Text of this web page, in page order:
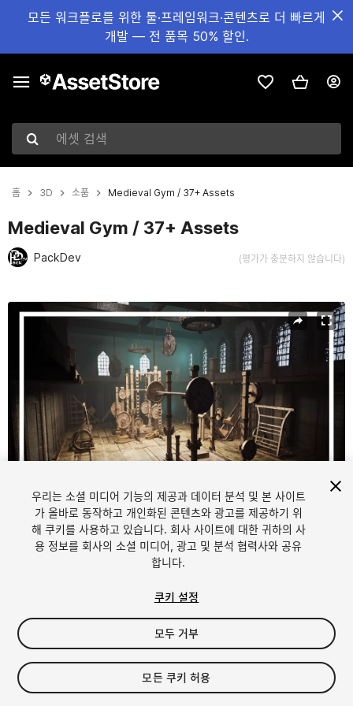
모든 워크플로를 위한 툴·프레임워크·콘텐츠로 더 빠르게
개발 — 전 품목 50% 할인.
에셋 검색
홈 3D 소품 Medieval Gym / 37+ Assets
Medieval Gym / 37+ Assets
PackDev (평가가 충분하지 않습니다)
현재 슬라이드: 1 / 10
1/10
$29.99
세금/부가세는 결제 시 반영됩니다.
우리는 소셜 미디어 기능의 제공과 데이터 분석 및 본 사이트
가 올바로 동작하고 개인화된 콘텐츠와 광고를 제공하기 위
해 쿠키를 사용하고 있습니다. 회사 사이트에 대한 귀하의 사
용 정보를 회사의 소셜 미디어, 광고 및 분석 협력사와 공유
합니다.
쿠키 설정
모두 거부
모든 쿠키 허용